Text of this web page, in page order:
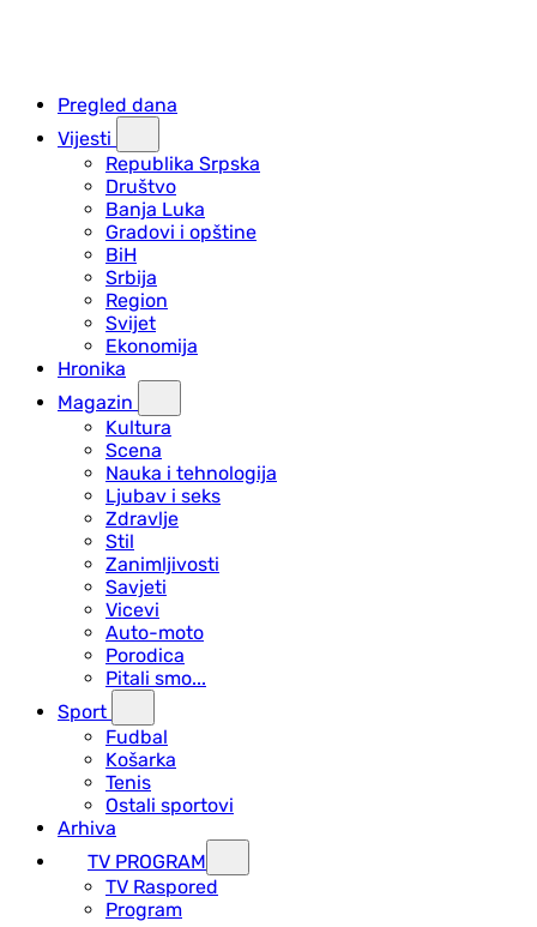
Pregled dana
Vijesti
Republika Srpska
Društvo
Banja Luka
Gradovi i opštine
BiH
Srbija
Region
Svijet
Ekonomija
Hronika
Magazin
Kultura
Scena
Nauka i tehnologija
Ljubav i seks
Zdravlje
Stil
Zanimljivosti
Savjeti
Vicevi
Auto-moto
Porodica
Pitali smo...
Sport
Fudbal
Košarka
Tenis
Ostali sportovi
Arhiva
TV PROGRAM
ТV Raspored
Program